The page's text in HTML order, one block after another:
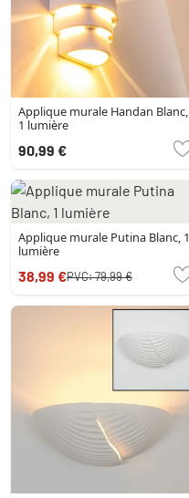
Applique murale Handan Blanc,
1 lumière
90,99 €
Applique murale Putina Blanc, 1
lumière
38,99 €PVC:79,99 €